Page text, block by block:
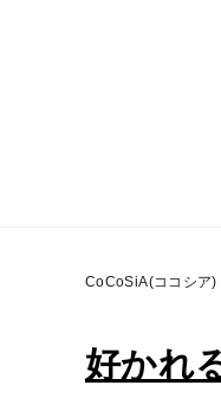
CoCoSiA(ココシア)
好かれ